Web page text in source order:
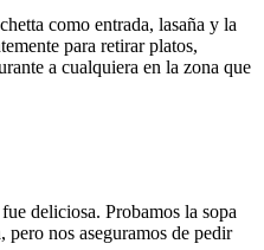
como entrada, lasaña y la
para retirar platos,
a cualquiera en la zona que
deliciosa. Probamos la sopa
nos aseguramos de pedir